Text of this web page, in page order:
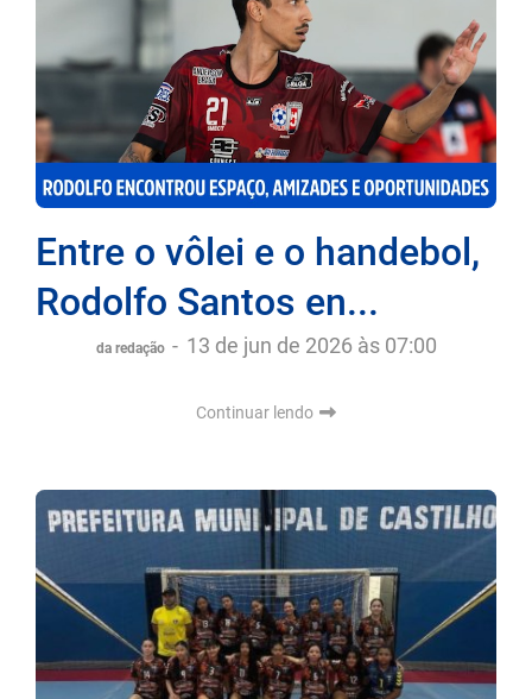
Entre o vôlei e o handebol,
Rodolfo Santos en...
da redação - 13 de jun de 2026 às 07:00
Continuar lendo